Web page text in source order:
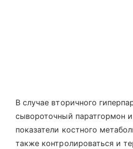
В случае вторичного
сывороточный паратгормон
показатели костного
также контролироваться и